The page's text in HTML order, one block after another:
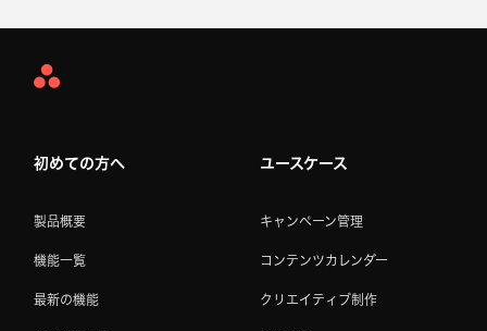
Asana
初めての方へ
製品概要
機能一覧
最新の機能
ユースケース
キャンペーン管理
コンテンツカレンダー
クリエイティブ制作